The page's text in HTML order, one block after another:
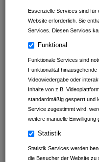
Essenzielle Services sind für
Website erforderlich. Sie
Services. Diesen Services
Funktional
Funktionale Services sind
Funktionalität
Videowiedergabe oder
Inhalte von z.B.
standardmäßig gesperrt und
Service zugestimmt wird,
weitere manuelle Einwilligung
Statistik
Statistik Services werden
die Besucher der Website zu
Müller Reisen
clever fit Mosbach
Leintalzoo Schwaigern
Fachwerk Optik
Kaffeefaktur
Autohaus Schwarz
Avdyli Immobilien
Abnehmen im Liegen